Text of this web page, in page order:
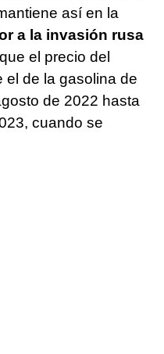
así en la
a la invasión rusa
el precio del
el de la gasolina de
de 2022 hasta
cuando se